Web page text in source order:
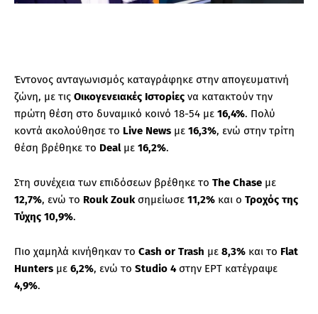
Έντονος ανταγωνισμός καταγράφηκε στην απογευματινή
ζώνη, με τις Οικογενειακές Ιστορίες να κατακτούν την
πρώτη θέση στο δυναμικό κοινό 18-54 με 16,4%. Πολύ
κοντά ακολούθησε το Live News με 16,3%, ενώ στην τρίτη
θέση βρέθηκε το Dealμε 16,2%.
Στη συνέχεια των επιδόσεων βρέθηκε το The Chase με
12,7%, ενώ το Rouk Zoukσημείωσε 11,2% και ο Τροχός της
Τύχης 10,9%.
Πιο χαμηλά κινήθηκαν το Cash or Trash με 8,3% και το Flat
Hunters με 6,2%, ενώ το Studio 4στην ΕΡΤ κατέγραψε
4,9%.